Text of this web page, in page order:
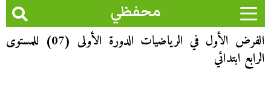
محفظي
الفرض الأول في الرياضيات الدورة الأولى (07) للمستوى
الرابع ابتدائي